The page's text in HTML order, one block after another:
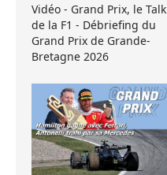
Vidéo - Grand Prix, le Talk
de la F1 - Débriefing du
Grand Prix de Grande-
Bretagne 2026